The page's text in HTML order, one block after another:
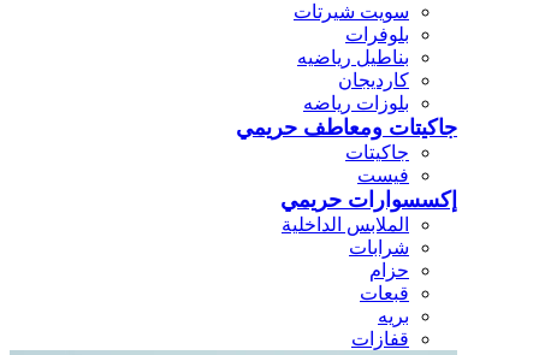
سويت شيرتات
بلوفرات
بناطيل رياضيه
كارديجان
بلوزات رياضه
جاكيتات ومعاطف حريمي
جاكيتات
فيست
إكسسوارات حريمي
الملابس الداخلية
شرابات
حزام
قبعات
بريه
قفازات